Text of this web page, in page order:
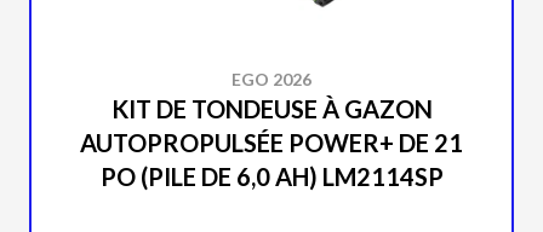
EGO 2026
KIT DE TONDEUSE À GAZON
AUTOPROPULSÉE POWER+ DE 21
PO (PILE DE 6,0 AH) LM2114SP